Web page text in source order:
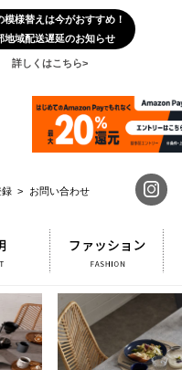
模様替えは今がおすすめ！
地域配送遅延のお知らせ
詳しくはこちら>
録 > お問い合わせ